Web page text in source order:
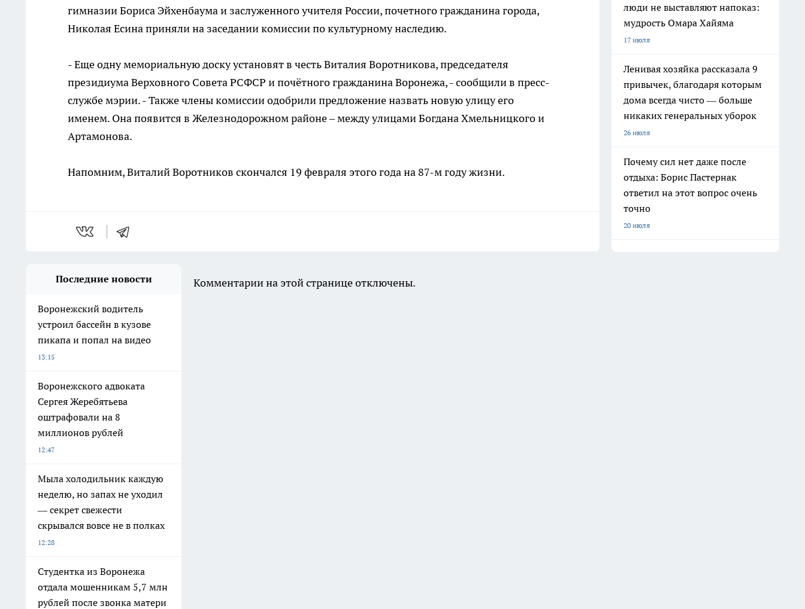
гимназии Бориса Эйхенбаума и заслуженного учителя России, почетного гражданина города,
Николая Есина приняли на заседании комиссии по культурному наследию.
- Еще одну мемориальную доску установят в честь Виталия Воротникова, председателя
президиума Верховного Совета РСФСР и почётного гражданина Воронежа, - сообщили в пресс-
службе мэрии. - Также члены комиссии одобрили предложение назвать новую улицу его
именем. Она появится в Железнодорожном районе – между улицами Богдана Хмельницкого и
Артамонова.
Напомним, Виталий Воротников скончался 19 февраля этого года на 87-м году жизни.
люди не выставляют напоказ:
мудрость Омара Хайяма
17 июля
Ленивая хозяйка рассказала 9
привычек, благодаря которым
дома всегда чисто — больше
никаких генеральных уборок
26 июля
Почему сил нет даже после
отдыха: Борис Пастернак
ответил на этот вопрос очень
точно
20 июля
Последние новости
Воронежский водитель
устроил бассейн в кузове
пикапа и попал на видео
13:15
Воронежского адвоката
Сергея Жеребятьева
оштрафовали на 8
миллионов рублей
12:47
Мыла холодильник каждую
неделю, но запах не уходил
— секрет свежести
скрывался вовсе не в полках
12:28
Студентка из Воронежа
отдала мошенникам 5,7 млн
рублей после звонка матери
Комментарии на этой странице отключены.